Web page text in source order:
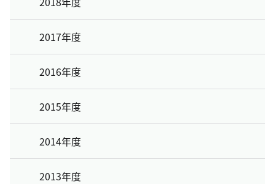
2017年度
2016年度
2015年度
2014年度
2013年度